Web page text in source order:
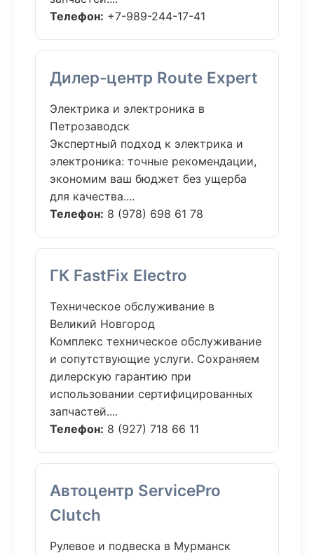
Телефон: +7-989-244-17-41
Дилер-центр Route Expert
Электрика и электроника в
Петрозаводск
Экспертный подход к электрика и
электроника: точные рекомендации,
экономим ваш бюджет без ущерба
для качества....
Телефон: 8 (978) 698 61 78
ГК FastFix Electro
Техническое обслуживание в
Великий Новгород
Комплекс техническое обслуживание
и сопутствующие услуги. Сохраняем
дилерскую гарантию при
использовании сертифицированных
запчастей....
Телефон: 8 (927) 718 66 11
Автоцентр ServicePro
Clutch
Рулевое и подвеска в Мурманск